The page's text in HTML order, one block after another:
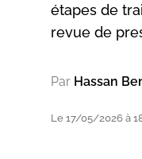
étapes de
revue de
Par Hassan
Le 17/05/2026 à